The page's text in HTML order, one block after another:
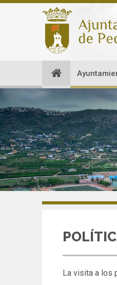
La visita a los